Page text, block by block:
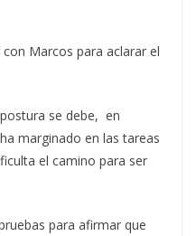
Marcos para aclarar el
se debe, en
marginado en las tareas
el camino para ser
para afirmar que